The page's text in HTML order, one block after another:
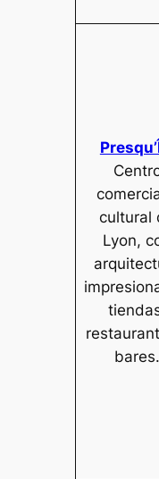
cultural
Lyon,
bares.